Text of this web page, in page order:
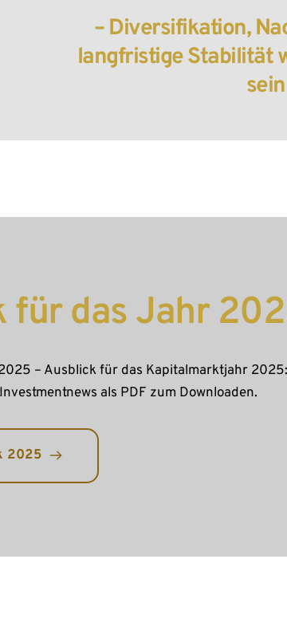
– Diversifikation,
langfristige Stabilität
sein
für das Jahr
– Ausblick für das Kapitalmarktjahr
als PDF zum Downloaden.
2025